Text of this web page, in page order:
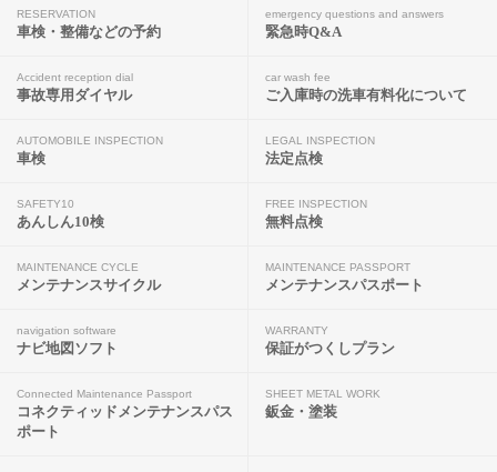
RESERVATION
車検・整備などの予約
emergency questions and answers
緊急時Q&A
Accident reception dial
事故専用ダイヤル
car wash fee
ご入庫時の洗車有料化について
AUTOMOBILE INSPECTION
車検
LEGAL INSPECTION
法定点検
SAFETY10
あんしん10検
FREE INSPECTION
無料点検
MAINTENANCE CYCLE
メンテナンスサイクル
MAINTENANCE PASSPORT
メンテナンスパスポート
navigation software
ナビ地図ソフト
WARRANTY
保証がつくしプラン
Connected Maintenance Passport
コネクティッドメンテナンスパス
ポート
SHEET METAL WORK
鈑金・塗装